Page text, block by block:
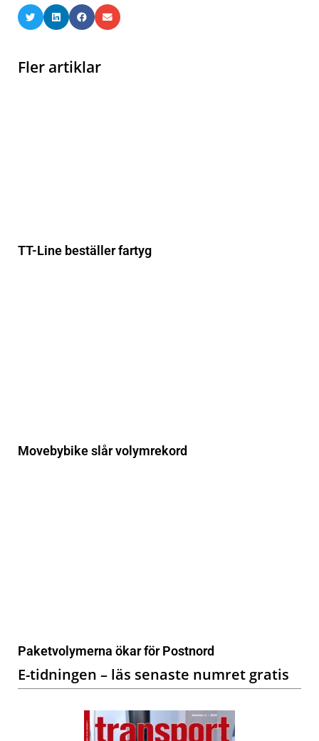
Fler artiklar
TT-Line beställer fartyg
Movebybike slår volymrekord
Paketvolymerna ökar för Postnord
E-tidningen – läs senaste numret gratis